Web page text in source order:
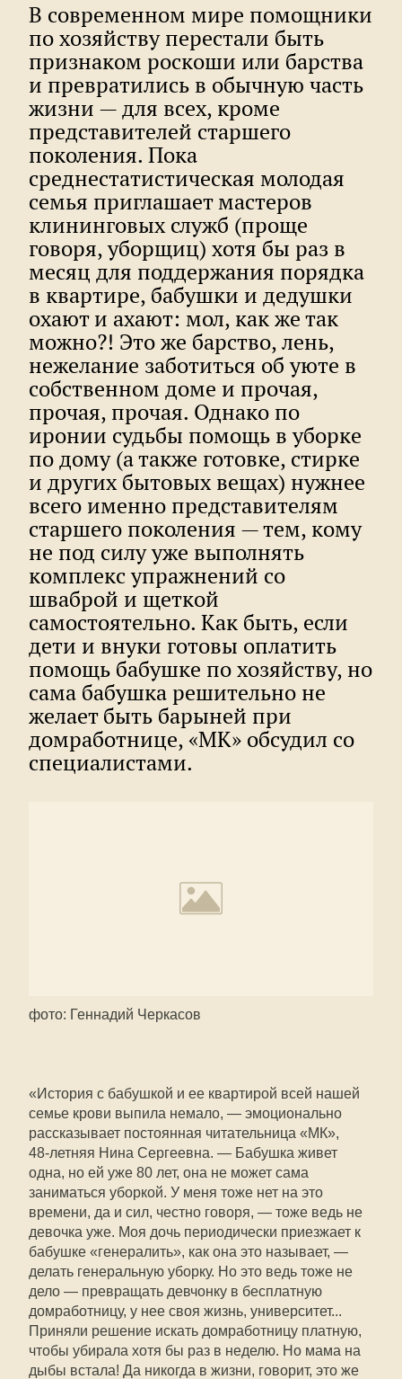
В современном мире помощники
по хозяйству перестали быть
признаком роскоши или барства
и превратились в обычную часть
жизни — для всех, кроме
представителей старшего
поколения. Пока
среднестатистическая молодая
семья приглашает мастеров
клининговых служб (проще
говоря, уборщиц) хотя бы раз в
месяц для поддержания порядка
в квартире, бабушки и дедушки
охают и ахают: мол, как же так
можно?! Это же барство, лень,
нежелание заботиться об уюте в
собственном доме и прочая,
прочая, прочая. Однако по
иронии судьбы помощь в уборке
по дому (а также готовке, стирке
и других бытовых вещах) нужнее
всего именно представителям
старшего поколения — тем, кому
не под силу уже выполнять
комплекс упражнений со
шваброй и щеткой
самостоятельно. Как быть, если
дети и внуки готовы оплатить
помощь бабушке по хозяйству, но
сама бабушка решительно не
желает быть барыней при
домработнице, «МК» обсудил со
специалистами.
фото: Геннадий Черкасов
«История с бабушкой и ее квартирой всей нашей
семье крови выпила немало, — эмоционально
рассказывает постоянная читательница «МК»,
48‑летняя Нина Сергеевна. — Бабушка живет
одна, но ей уже 80 лет, она не может сама
заниматься уборкой. У меня тоже нет на это
времени, да и сил, честно говоря, — тоже ведь не
девочка уже. Моя дочь периодически приезжает к
бабушке «генералить», как она это называет, —
делать генеральную уборку. Но это ведь тоже не
дело — превращать девчонку в бесплатную
домработницу, у нее своя жизнь, университет...
Приняли решение искать домработницу платную,
чтобы убирала хотя бы раз в неделю. Но мама на
дыбы встала! Да никогда в жизни, говорит, это же